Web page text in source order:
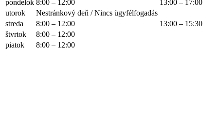
pondelok 8:00 – 12:00
13:00 – 17:00
utorok
Nestránkový deň / Nincs ügyfélfogadás
streda
8:00 – 12:00
13:00 – 15:30
štvrtok
8:00 – 12:00
piatok
8:00 – 12:00